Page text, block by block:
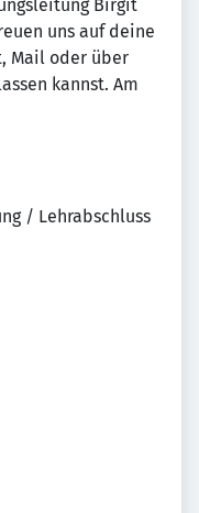
Birgit
uns auf deine
Mail oder über
kannst. Am
/ Lehrabschluss